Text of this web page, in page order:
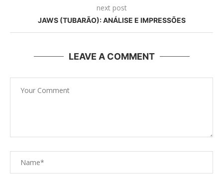
next post
JAWS (TUBARÃO): ANÁLISE E IMPRESSÕES
LEAVE A COMMENT